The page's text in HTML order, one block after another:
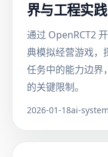
界与工程实践
通过 OpenRCT2
典模拟经营游戏，
任务中的能力边界
的关键限制。
2026-01-18ai-